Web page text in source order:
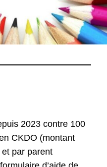
2023 contre 100
CKDO (montant
par parent